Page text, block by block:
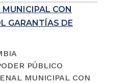
CON
GARANTÍAS DE
PÚBLICO
MUNICIPAL CON